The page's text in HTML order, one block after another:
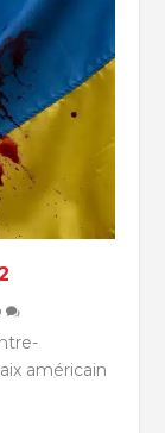
américain